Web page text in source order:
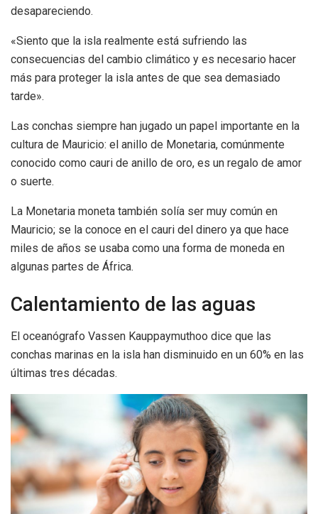
desapareciendo.
«Siento que la isla realmente está sufriendo las
consecuencias del cambio climático y es necesario hacer
más para proteger la isla antes de que sea demasiado
tarde».
Las conchas siempre han jugado un papel importante en la
cultura de Mauricio: el anillo de Monetaria, comúnmente
conocido como cauri de anillo de oro, es un regalo de amor
o suerte.
La Monetaria moneta también solía ser muy común en
Mauricio; se la conoce en el cauri del dinero ya que hace
miles de años se usaba como una forma de moneda en
algunas partes de África.
Calentamiento de las aguas
El oceanógrafo Vassen Kauppaymuthoo dice que las
conchas marinas en la isla han disminuido en un 60% en las
últimas tres décadas.